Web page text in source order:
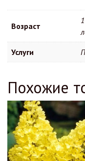
Возраст
Услуги
Похожие